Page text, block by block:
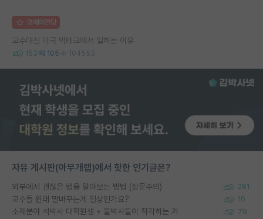
명예의전당
교수대신 미국 빅테크에서 일하는 이유
153 105 104553
자유 게시판(아무개랩)에서 핫한 인기글은?
외부에서 괜찮은 랩을 알아보는 방법 (장문주의) 281
교수들 원래 말바꾸는게 일상인가요? 16
소재분야 석박사 대학원생 + 물박사들이 착각하는 거 79